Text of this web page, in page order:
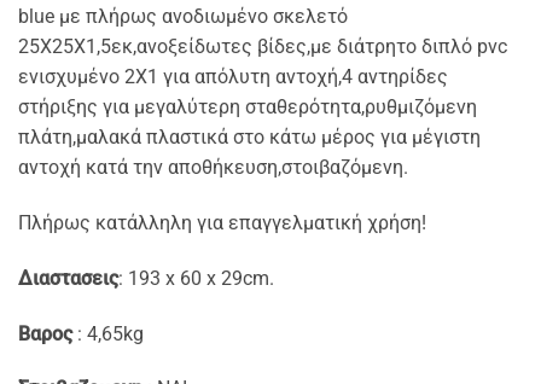
blue με πλήρως ανοδιωμένο σκελετό
25Χ25Χ1,5εκ,ανοξείδωτες βίδες,με διάτρητο διπλό pvc
ενισχυμένο 2Χ1 για απόλυτη αντοχή,4 αντηρίδες
στήριξης για μεγαλύτερη σταθερότητα,ρυθμιζόμενη
πλάτη,μαλακά πλαστικά στο κάτω μέρος για μέγιστη
αντοχή κατά την αποθήκευση,στοιβαζόμενη.
Πλήρως κατάλληλη για επαγγελματική χρήση!
Διαστασεις: 193 x 60 x 29cm.
Βαρος: 4,65kg